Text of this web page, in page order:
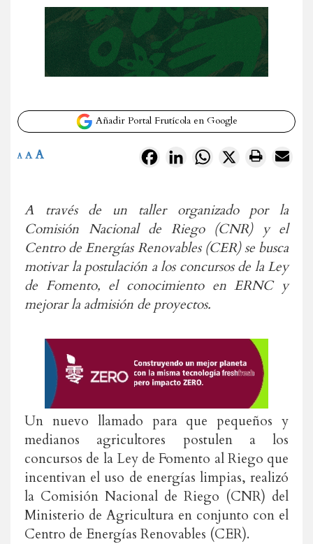
Añadir Portal Frutícola en Google
FacebookLinkedInWhatsApp
X
A A A
A través de un taller organizado por la
Comisión Nacional de Riego (CNR) y el
Centro de Energías Renovables (CER) se busca
motivar la postulación a los concursos de la Ley
de Fomento, el conocimiento en ERNC y
mejorar la admisión de proyectos.
Un nuevo llamado para que pequeños y
medianos agricultores postulen a los
concursos de la Ley de Fomento al Riego que
incentivan el uso de energías limpias, realizó
la Comisión Nacional de Riego (CNR) del
Ministerio de Agricultura en conjunto con el
Centro de Energías Renovables (CER).